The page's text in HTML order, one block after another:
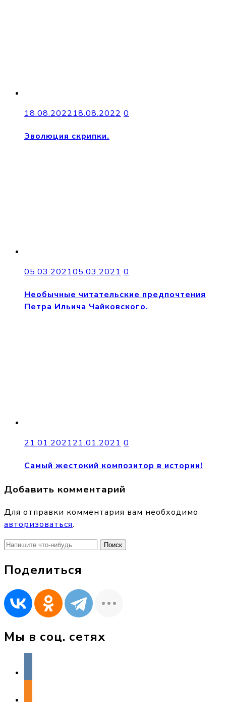
18.08.202218.08.2022 0
Эволюция скрипки.
05.03.202105.03.2021 0
Необычные читательские предпочтения
Петра Ильича Чайковского.
21.01.202121.01.2021 0
Самый жестокий композитор в истории!
Добавить комментарий
Для отправки комментария вам необходимо
авторизоваться.
Найти:
Поделиться
Мы в соц. сетях